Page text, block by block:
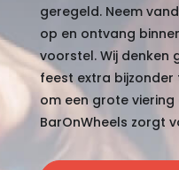
geregeld. Neem
op en ontvang
voorstel. Wij denken
feest extra
om een grote
BarOnWheels zorgt